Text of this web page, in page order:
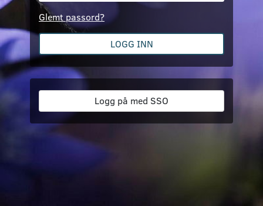
LOGG INN
Glemt passord?
Logg på med SSO